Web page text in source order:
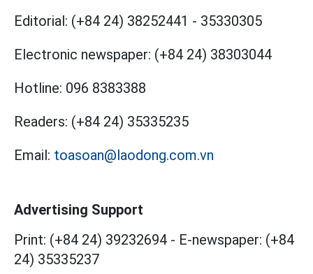
Editorial: (+84 24) 38252441 - 35330305
Electronic newspaper: (+84 24) 38303044
Hotline: 096 8383388
Readers: (+84 24) 35335235
Email: toasoan@laodong.com.vn
Advertising Support
Print: (+84 24) 39232694 - E-newspaper: (+84
24) 35335237